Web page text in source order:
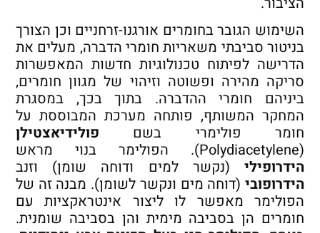
השימוש הגובר בחומרים אורגנו-זרחניים וכן הצורך
בניטור סביבתי משאריות חומרי הדברה, מעלים את
הדרישה לפיתוח טכנולוגיות חדשות המאפשרות
סריקה מהירה ופשוטה וזיהוי של מגוון חומרים,
ביניהם חומרי ההדברה. בתוך בכך, במסגרת
המחקר המשותף, פותחה מערכת המבוססת על
חומר פולימרי בשם פולידיאצטילן
(Polydiacetylene). הפולימר בנוי מראש
הידרופילי (נקשר למים ודוחה שומן) וזנב
הידרופובי (דוחה מים ונקשר לשומן). מבנה זה של
הפולימר מאפשר לו ליצור אינטראקציות עם
חומרים הן בסביבה מימית והן בסביבה שומנית.